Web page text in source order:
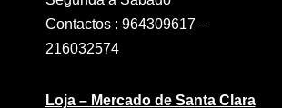
Contactos : 964309617 –
216032574
Loja – Mercado de Santa Clara